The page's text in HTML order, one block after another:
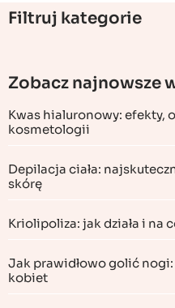
Filtruj kategorie
Zobacz najnowsze
Kwas hialuronowy: efekty,
kosmetologii
Depilacja ciała:
skórę
Kriolipoliza: jak działa i na
Jak prawidłowo golić
kobiet